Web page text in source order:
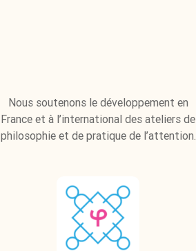
Nous soutenons le développement en
France et à l’international des ateliers de
philosophie et de pratique de l’attention.